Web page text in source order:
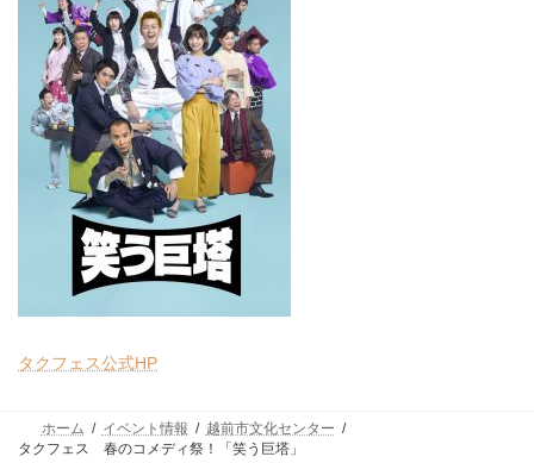
タクフェス公式HP
ホーム イベント情報
越前市文化センター
タクフェス 春のコメディ祭！「笑う巨塔」